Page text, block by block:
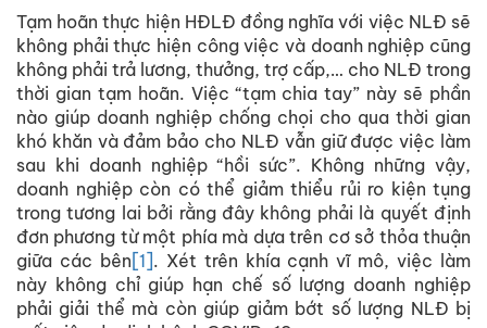
Tạm hoãn thực hiện HĐLĐ đồng nghĩa với việc NLĐ sẽ
không phải thực hiện công việc và doanh nghiệp cũng
không phải trả lương, thưởng, trợ cấp,… cho NLĐ trong
thời gian tạm hoãn. Việc “tạm chia tay” này sẽ phần
nào giúp doanh nghiệp chống chọi cho qua thời gian
khó khăn và đảm bảo cho NLĐ vẫn giữ được việc làm
sau khi doanh nghiệp “hồi sức”. Không những vậy,
doanh nghiệp còn có thể giảm thiểu rủi ro kiện tụng
trong tương lai bởi rằng đây không phải là quyết định
đơn phương từ một phía mà dựa trên cơ sở thỏa thuận
giữa các bên [1]. Xét trên khía cạnh vĩ mô, việc làm
này không chỉ giúp hạn chế số lượng doanh nghiệp
phải giải thể mà còn giúp giảm bớt số lượng NLĐ bị